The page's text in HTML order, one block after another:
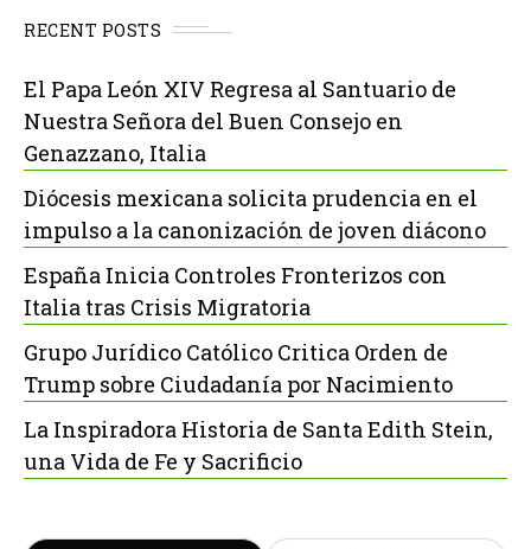
RECENT POSTS
El Papa León XIV Regresa al Santuario de
Nuestra Señora del Buen Consejo en
Genazzano, Italia
Diócesis mexicana solicita prudencia en el
impulso a la canonización de joven diácono
España Inicia Controles Fronterizos con
Italia tras Crisis Migratoria
Grupo Jurídico Católico Critica Orden de
Trump sobre Ciudadanía por Nacimiento
La Inspiradora Historia de Santa Edith Stein,
una Vida de Fe y Sacrificio